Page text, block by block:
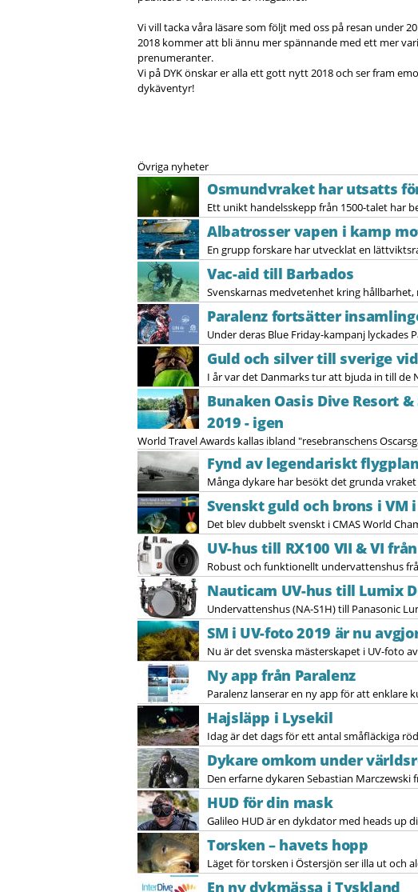
Vi vill tacka våra läsare som följt med oss på resan under
2018 kommer att bli ännu mer spännande med ett mer
prenumeranter.
Vi på DYK önskar er alla ett gott nytt 2018 och ser fram
dykäventyr!
Övriga nyheter
Osmundvraket har utsatts
Ett unikt handelsskepp från 1500-talet har
Albatrosser vapen i kamp
En grupp forskare har utvecklat en
Vac-aid till Barbados
Svenskarnas medvetenhet kring
Paralenz fortsätter
Under deras Blue Friday-kampanj lyckades
Guld och silver till sverige
I år var det Danmarks tur att bjuda in till
Bunaken Oasis Dive Resort
2019 - igen
World Travel Awards kallas ibland "resebranschens
Fynd av legendariskt
Många dykare har besökt det grunda
Svenskt guld och brons i
Det blev dubbelt svenskt i CMAS World
UV-hus till RX100 VII & VI
Robust och funktionellt undervattenshus
Nauticam UV-hus till Lumix
Undervattenshus (NA-S1H) till Panasonic
SM i UV-foto 2019 är nu
Nu är det svenska mästerskapet i UV-foto
Ny app från Paralenz
Paralenz lanserar en ny app för att enklare
Hajsläpp i Lysekil
Idag är det dags för ett antal småfläckiga
Dykare omkom under
Den erfarne dykaren Sebastian
HUD för din mask
Galileo HUD är en dykdator med heads up
Torsken – havets hopp
Läget för torsken i Östersjön ser illa ut och
En ny dykmässa i Tyskland